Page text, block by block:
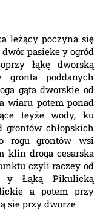
leżący poczyna się
dwór pasieke y ogród
łąkę dworską
poddanych
gąta dworskie od
wiaru potem ponad
teyże wody, ku
grontów chłopskich
rogu grontów wsi
klin droga cesarska
czyli raczey od
y Łąką Pikulicką
a potem przy
sie przy dworze